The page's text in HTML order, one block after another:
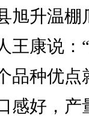
升温棚
王康说：
品种优点
感好，产